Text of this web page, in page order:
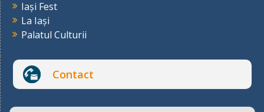
Iași Fest
La Iași
Palatul Culturii
Contact